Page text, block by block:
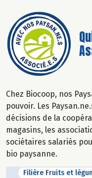
Chez Biocoop, nos
pouvoir. Les
décisions de la
magasins, les
sociétaires salariés
bio paysanne.
Filière Fruits et